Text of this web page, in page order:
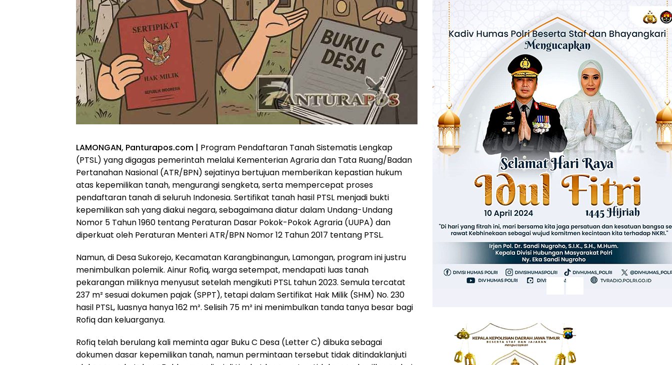
LAMONGAN, Panturapos.com | Program Pendaftaran Tanah Sistematis Lengkap
(PTSL) yang digagas pemerintah melalui Kementerian Agraria dan Tata Ruang/Badan
Pertanahan Nasional (ATR/BPN) sejatinya bertujuan memberikan kepastian hukum
atas kepemilikan tanah, mengurangi sengketa, serta mempercepat proses
pendaftaran tanah di seluruh Indonesia. Sertifikat tanah hasil PTSL menjadi bukti
kepemilikan sah yang diakui negara, sebagaimana diatur dalam Undang-Undang
Nomor 5 Tahun 1960 tentang Peraturan Dasar Pokok-Pokok Agraria (UUPA) dan
diperkuat oleh Peraturan Menteri ATR/BPN Nomor 12 Tahun 2017 tentang PTSL.
Namun, di Desa Sukorejo, Kecamatan Karangbinangun, Lamongan, program ini justru
menimbulkan polemik. Ainur Rofiq, warga setempat, mendapati luas tanah
pekarangan miliknya menyusut setelah mengikuti PTSL tahun 2023. Semula tercatat
237 m² sesuai dokumen pajak (SPPT), tetapi dalam Sertifikat Hak Milik (SHM) No. 230
hasil PTSL, luasnya hanya 162 m². Selisih 75 m² ini menimbulkan tanda tanya besar bagi
Rofiq dan keluarganya.
Rofiq telah berulang kali meminta agar Buku C Desa (Letter C) dibuka sebagai
dokumen dasar kepemilikan tanah, namun permintaan tersebut tidak ditindaklanjuti